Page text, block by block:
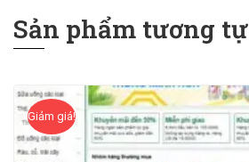
Sản phẩm tương tự
Giảm giá!